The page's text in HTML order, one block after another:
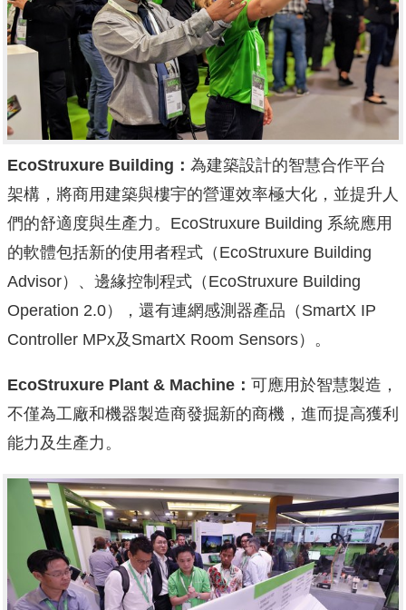
EcoStruxure Building ： 為建築設計的智慧合作平台
架構，將商用建築與樓宇的營運效率極大化，並提升人
們的舒適度與生產力。EcoStruxure Building 系統應用
的軟體包括新的使用者程式（EcoStruxure Building
Advisor）、邊緣控制程式（EcoStruxure Building
Operation 2.0），還有連網感測器產品（SmartX IP
Controller MPx及SmartX Room Sensors）。
EcoStruxure Plant & Machine ： 可應用於智慧製造，
不僅為工廠和機器製造商發掘新的商機， 進而提高獲利
能力及生產力。